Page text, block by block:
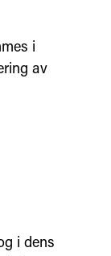
i
av
i dens